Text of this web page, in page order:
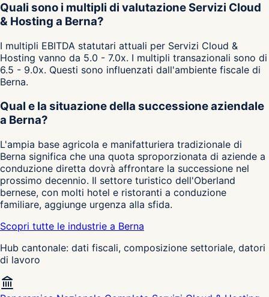
Quali sono i multipli di valutazione Servizi Cloud
& Hosting a Berna?
I multipli EBITDA statutari attuali per Servizi Cloud &
Hosting vanno da 5.0 - 7.0x. I multipli transazionali sono di
6.5 - 9.0x. Questi sono influenzati dall'ambiente fiscale di
Berna.
Qual e la situazione della successione aziendale
a Berna?
L'ampia base agricola e manifatturiera tradizionale di
Berna significa che una quota sproporzionata di aziende a
conduzione diretta dovrà affrontare la successione nel
prossimo decennio. Il settore turistico dell'Oberland
bernese, con molti hotel e ristoranti a conduzione
familiare, aggiunge urgenza alla sfida.
Scopri tutte le industrie a Berna
Hub cantonale: dati fiscali, composizione settoriale, datori
di lavoro